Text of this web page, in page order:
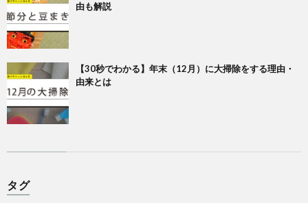
由も解説
【30秒でわかる】年末（12月）に大掃除をする理由・
由来とは
タグ